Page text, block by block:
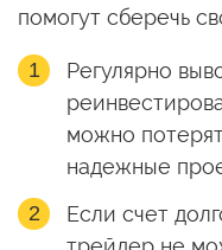
помогут сберечь
Регулярно
можно
надежные
Если счет